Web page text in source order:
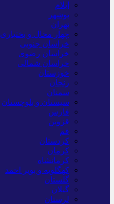
ایلام
بوشهر
تهران
چهار محال و بختیاری
خراسان جنوبی
خراسان رضوی
خراسان شمالی
خوزستان
زنجان
سمنان
سیستان و بلوچستان
فارس
قزوین
قم
کردستان
کرمان
کرمانشاه
کهگلویه و بویر احمد
گلستان
گیلان
لرستان